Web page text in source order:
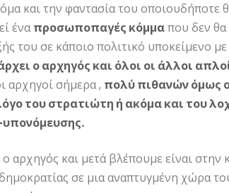
και την φαντασία του οποιουδήποτε
έναπροσωποπαγές κόμμαπου δεν
του σε κάποιο πολιτικό υποκείμενο
ο αρχηγός και όλοι οι άλλοι
αρχηγοί σήμερα , πολύ πιθανών όμως
του στρατιώτη ή ακόμα και του
αρχηγός και μετά βλέπουμε είναι
σε μια αναπτυγμένη χώρα